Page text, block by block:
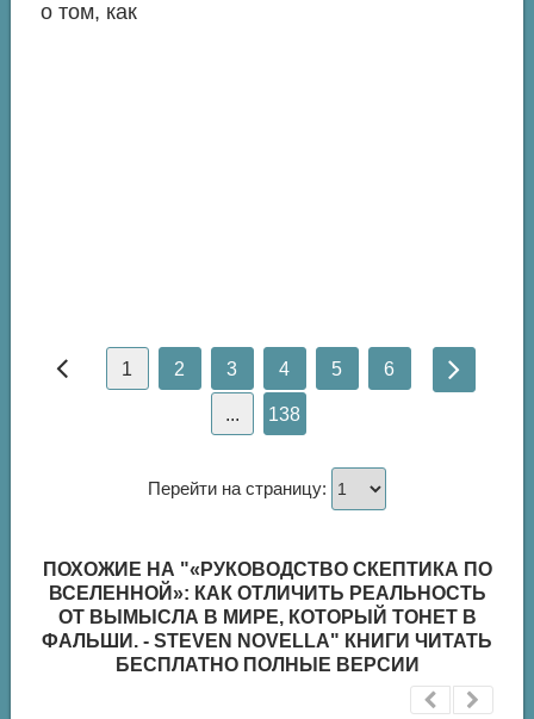
о том, как
1 2 3 4 5 6
... 138
Перейти на страницу:
ПОХОЖИЕ НА "«РУКОВОДСТВО СКЕПТИКА ПО
ВСЕЛЕННОЙ»: КАК ОТЛИЧИТЬ РЕАЛЬНОСТЬ
ОТ ВЫМЫСЛА В МИРЕ, КОТОРЫЙ ТОНЕТ В
ФАЛЬШИ. - STEVEN NOVELLA" КНИГИ ЧИТАТЬ
БЕСПЛАТНО ПОЛНЫЕ ВЕРСИИ